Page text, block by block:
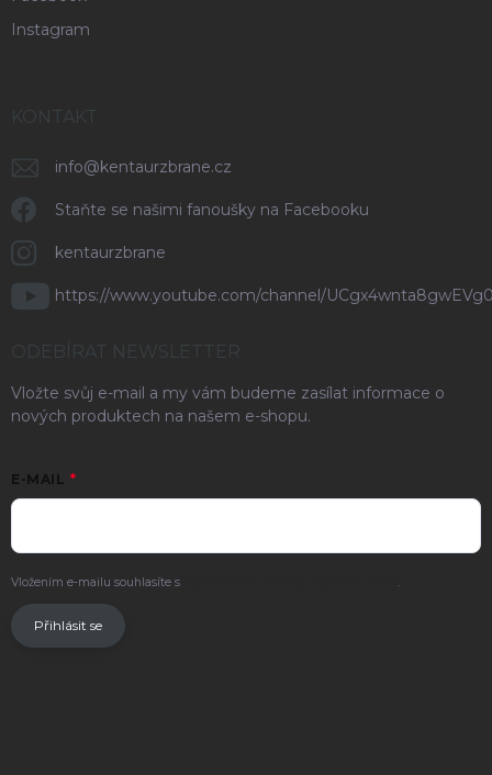
Instagram
KONTAKT
info@kentaurzbrane.cz
Staňte se našimi fanoušky na Facebooku
kentaurzbrane
https://www.youtube.com/channel/
ODEBÍRAT NEWSLETTER
Vložte svůj e-mail a my vám budeme zasílat informace o
nových produktech na našem e-shopu.
E-MAIL
Vložením e-mailu souhlasíte s .
Přihlásit se